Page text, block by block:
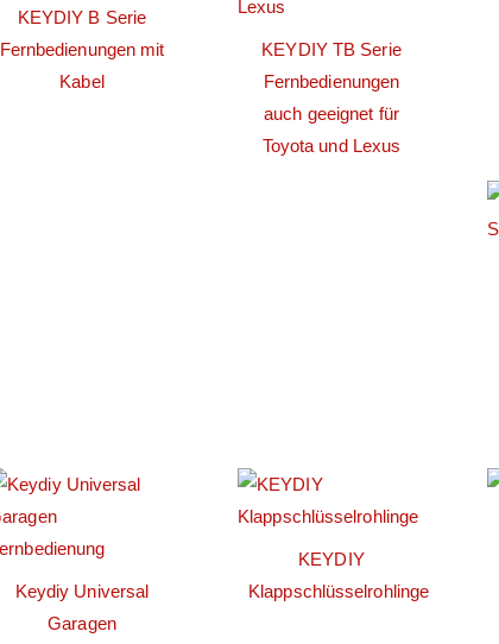
KEYDIY B Serie
Fernbedienungen mit
Kabel
KEYDIY TB Serie
Fernbedienungen
auch geeignet für
Toyota und Lexus
Keydiy Universal
Garagen
KEYDIY
Klappschlüsselrohlinge